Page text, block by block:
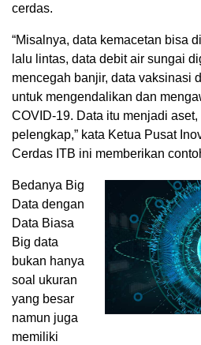
cerdas.
“Misalnya, data kemacetan bisa
lalu lintas, data debit air sungai
mencegah banjir, data vaksinasi
untuk mengendalikan dan
COVID-19. Data itu menjadi
pelengkap,” kata Ketua Pusat
Cerdas ITB ini memberikan
Bedanya Big
Data dengan
Data Biasa
Big data
bukan hanya
soal ukuran
yang besar
namun juga
memiliki